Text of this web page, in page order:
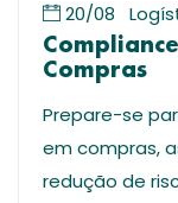
20/08
Compras
Prepare-se
em compras,
redução de